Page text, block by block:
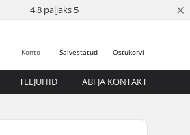
4.8 paljaks 5 ×
Ostukorvi
Salvestatud
Konto
TEEJUHID ABI JA KONTAKT